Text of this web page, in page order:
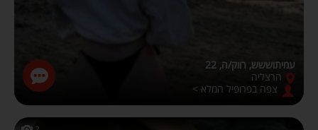
עמיתוששש, רווק/ה, 22
הרצליה
צפה בפרופיל המלא >